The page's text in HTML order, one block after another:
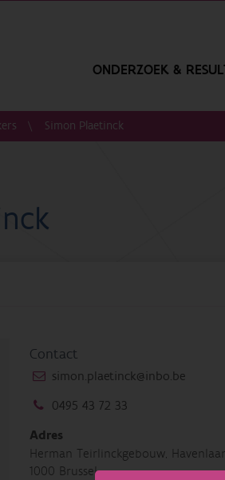
ONDERZOEK &
Simon Plaetinck
Contact
simon.plaetinck@inbo.be
0495 43 72 33
Adres
Herman Teirlinckgebouw,
1000 Brussel